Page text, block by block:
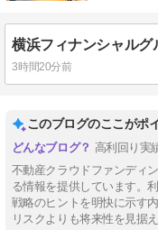
3時間20分前
このブログのここがポ
高利回り実
不動産クラウドファンディ
る情報を提供しています。
戦略のヒントを明快に示す
リスクよりも将来性を見据